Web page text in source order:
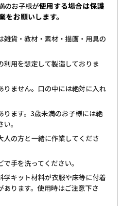
のお子様が使用する場合は保護
お願いします。
雑貨・教材・素材・描画・用具の
利用を想定して製造しておりま
りません。口の中には絶対に入れ
ります。3歳未満のお子様には絶
。
人の方と一緒に作業してくださ
手を洗ってください。
学キット材料が衣服や床等に付着
あります。使用時はご注意下さ